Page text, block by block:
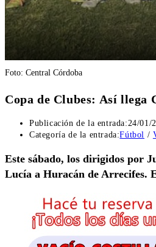
Foto: Central Córdoba
Copa de Clubes: Así
Publicación de la entrada:24/01/
Categoría de la entrada:Fútbol /
Este sábado, los dirigidos por
Lucía a Huracán de Arrecifes.